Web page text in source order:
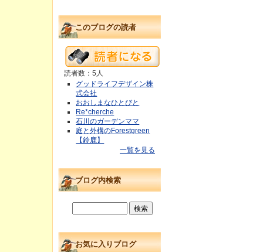
このブログの読者
読者数：5人
グッドライフデザイン株
式会社
おおしまなひとびと
Re*cherche
石川のガーデンママ
庭と外構のForestgreen
【鈴鹿】
一覧を見る
ブログ内検索
お気に入りブログ